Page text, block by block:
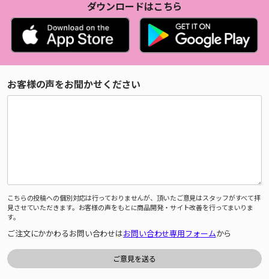
ダウンロードはこちら
お客様の声をお聞かせください
こちらの投稿への個別対応は行っておりませんが、頂いたご意見はスタッフがすべて拝
見させていただきます。お客様の声をもとに商品開発・サイト改善を行ってまいりま
す。
ご注文にかかわるお問い合わせはお問い合わせ専用フォームから